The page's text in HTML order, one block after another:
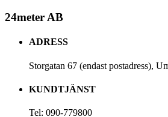
24meter AB
ADRESS
Storgatan 67 (endast postadress),
KUNDTJÄNST
Tel: 090-779800